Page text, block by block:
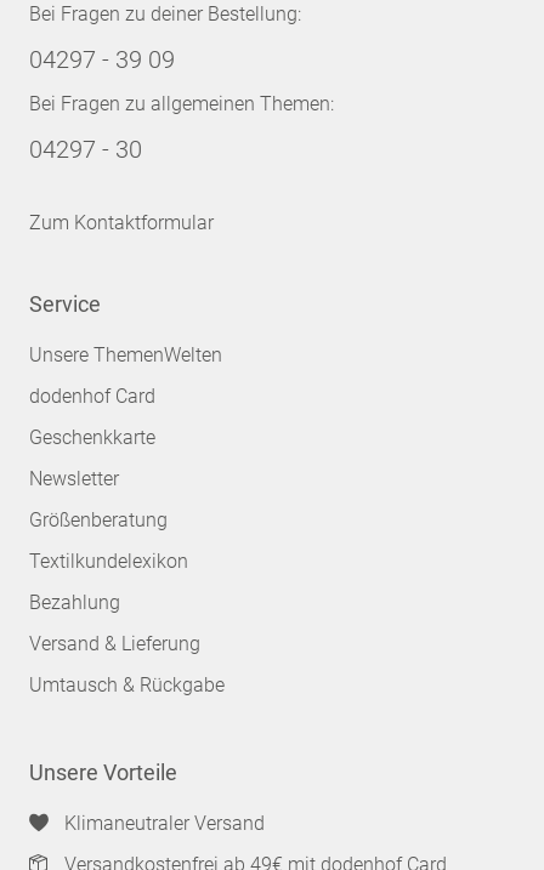
Bei Fragen zu deiner Bestellung:
04297 - 39 09
Bei Fragen zu allgemeinen Themen:
04297 - 30
Zum Kontaktformular
Service
Unsere ThemenWelten
dodenhof Card
Geschenkkarte
Newsletter
Größenberatung
Textilkundelexikon
Bezahlung
Versand & Lieferung
Umtausch & Rückgabe
Unsere Vorteile
Klimaneutraler Versand
Versandkostenfrei ab 49€ mit dodenhof Card